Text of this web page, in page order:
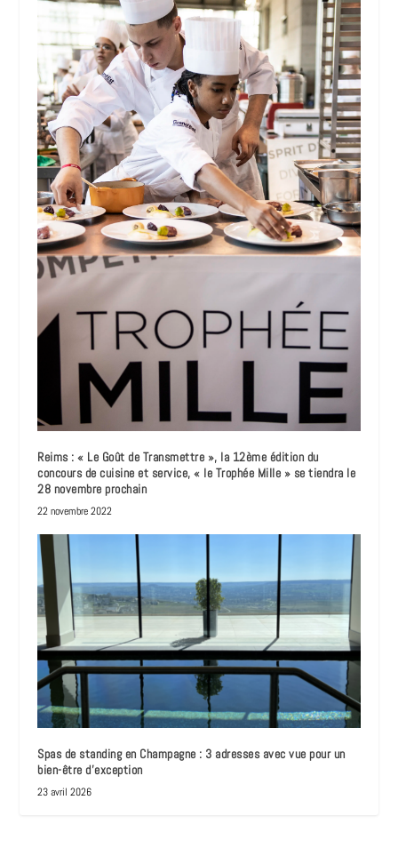
Reims : « Le Goût de Transmettre », la 12ème édition du
concours de cuisine et service, « le Trophée Mille » se tiendra le
28 novembre prochain
22 novembre 2022
Spas de standing en Champagne : 3 adresses avec vue pour un
bien-être d’exception
23 avril 2026